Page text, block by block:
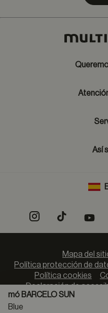
mó BARCELO SUN
Blue
Así
Mapa del
Política protección de
Política cookies
Declaración de